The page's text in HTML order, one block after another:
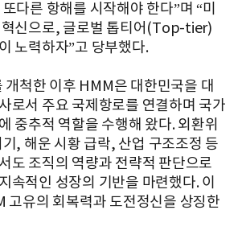
다른 항해를 시작해야 한다”며 “미
혁신으로, 글로벌 톱티어(Top-tier)
노력하자”고 당부했다.
개척한 이후 HMM은 대한민국을 대
로서 주요 국제항로를 연결하며 국가
중추적 역할을 수행해 왔다. 외환위
, 해운 시황 급락, 산업 구조조정 등
도 조직의 역량과 전략적 판단으로
속적인 성장의 기반을 마련했다. 이
고유의 회복력과 도전정신을 상징한